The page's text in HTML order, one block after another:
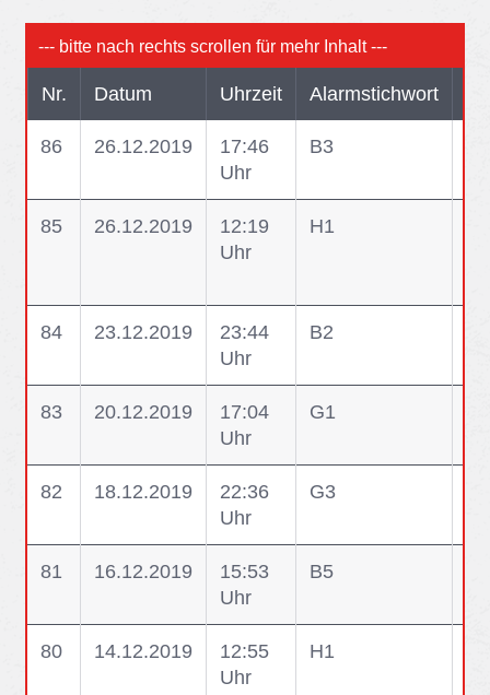
Nr. Datum Uhrzeit Alarmstichwort
86 26.12.2019
17:46
Uhr
B3
85 26.12.2019
12:19
Uhr
H1
84 23.12.2019
23:44
Uhr
B2
83 20.12.2019
17:04
Uhr
G1
82 18.12.2019
22:36
Uhr
G3
81 16.12.2019
15:53
Uhr
B5
80 14.12.2019
12:55
Uhr
H1